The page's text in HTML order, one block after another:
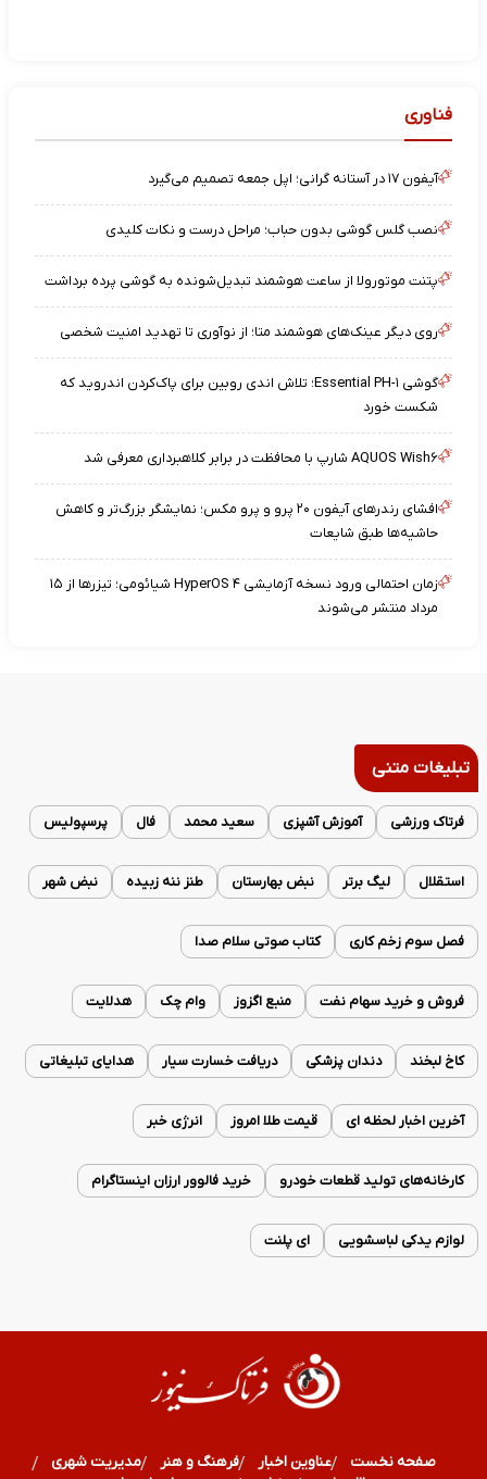
فناوری
آیفون ۱۷ در آستانه گرانی؛ اپل جمعه تصمیم می‌گیرد
نصب گلس گوشی بدون حباب؛ مراحل درست و نکات کلیدی
پتنت موتورولا از ساعت هوشمند تبدیل‌شونده به گوشی پرده برداشت
روی دیگر عینک‌های هوشمند متا؛ از نوآوری تا تهدید امنیت شخصی
گوشی Essential PH-۱؛ تلاش اندی روبین برای پاک‌کردن اندروید که
شکست خورد
AQUOS Wish۶ شارپ با محافظت در برابر کلاهبرداری معرفی شد
افشای رندرهای آیفون ۲۰ پرو و پرو مکس؛ نمایشگر بزرگ‌تر و کاهش
حاشیه‌ها طبق شایعات
زمان احتمالی ورود نسخه آزمایشی HyperOS ۴ شیائومی؛ تیزرها از ۱۵
مرداد منتشر می‌شوند
تبلیغات متنی
فرتاک ورزشی آموزش آشپزی سعید محمد فال پرسپولیس
استقلال لیگ برتر نبض بهارستان طنز ننه زبیده نبض شهر
فصل سوم زخم کاری کتاب صوتی سلام صدا
فروش و خرید سهام نفت منبع اگزوز وام چک هدلایت
کاخ لبخند دندان پزشکی دریافت خسارت سیار هدایای تبلیغاتی
آخرین اخبار لحظه ای قیمت طلا امروز انرژی خبر
کارخانه‌های تولید قطعات خودرو خرید فالوور ارزان اینستاگرام
لوازم یدکی لباسشویی ای پلنت
صفحه نخست عناوین اخبار فرهنگ و هنر
مدیریت شهری